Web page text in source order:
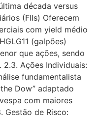
década versus
(FIIs) Oferecem
com yield médio
(galpões)
que ações, sendo
Ações Individuais:
fundamentalista
Dow” adaptado
com maiores
Gestão de Risco: